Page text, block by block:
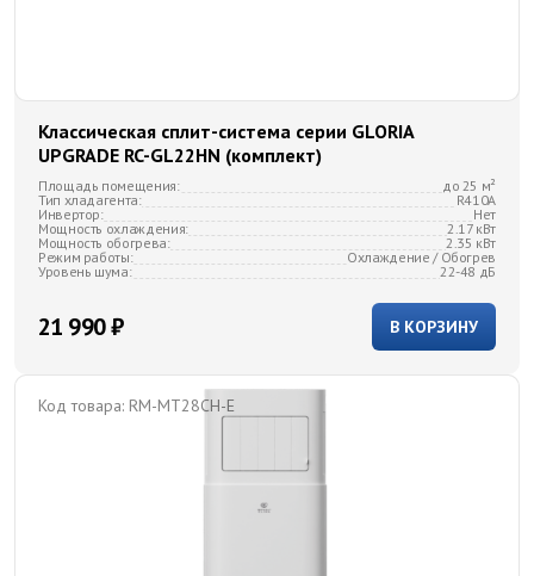
Классическая сплит-система серии GLORIA
UPGRADE RC-GL22HN (комплект)
Площадь помещения:
до 25 м²
Тип хладагента:
R410A
Инвертор:
Нет
Мощность охлаждения:
2.17 кВт
Мощность обогрева:
2.35 кВт
Режим работы:
Охлаждение / Обогрев
Уровень шума:
22-48 дБ
В КОРЗИНУ
21 990 ₽
Код товара: RM-MT28CH-E